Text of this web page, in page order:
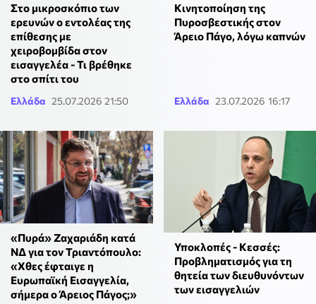
Στο μικροσκόπιο των
ερευνών ο εντολέας της
επίθεσης με
χειροβομβίδα στον
εισαγγελέα - Τι βρέθηκε
στο σπίτι του
Ελλάδα 25.07.2026 21:50
Κινητοποίηση της
Πυροσβεστικής στον
Άρειο Πάγο, λόγω καπνών
Ελλάδα 23.07.2026 16:17
«Πυρά» Ζαχαριάδη κατά
ΝΔ για τον Τριαντόπουλο:
«Χθες έφταιγε η
Ευρωπαϊκή Εισαγγελία,
σήμερα ο Άρειος Πάγος;»
Υποκλοπές - Κεσσές:
Προβληματισμός για τη
θητεία των διευθυνόντων
των εισαγγελιών